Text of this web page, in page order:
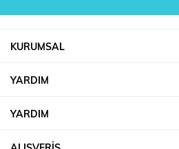
KURUMSAL
YARDIM
YARDIM